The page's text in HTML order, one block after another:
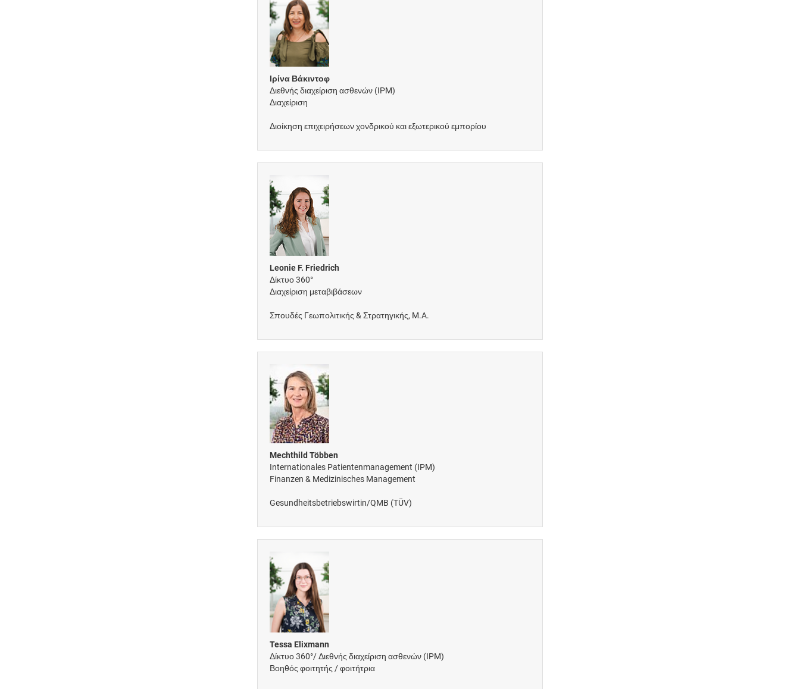
Ιρίνα Βάκιντοφ
Διεθνής διαχείριση ασθενών (IPM)
Διαχείριση
Διοίκηση επιχειρήσεων χονδρικού και εξωτερικού εμπορίου
Leonie F. Friedrich
Δίκτυο 360°
Διαχείριση μεταβιβάσεων
Σπουδές Γεωπολιτικής & Στρατηγικής, M.A.
Mechthild Többen
Internationales Patientenmanagement (IPM)
Finanzen & Medizinisches Management
Gesundheitsbetriebswirtin/QMB (TÜV)
Tessa Elixmann
Δίκτυο 360°/ Διεθνής διαχείριση ασθενών (IPM)
Βοηθός φοιτητής / φοιτήτρια